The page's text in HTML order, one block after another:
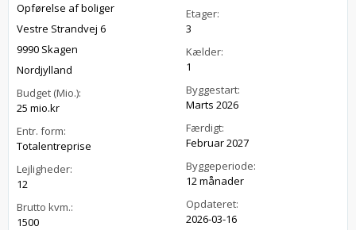
Opførelse af boliger
Vestre Strandvej 6
9990 Skagen
Nordjylland
Budget (Mio.):
25 mio.kr
Entr. form:
Totalentreprise
Lejligheder:
12
Brutto kvm.:
1500
Etager:
3
Kælder:
1
Byggestart:
Marts 2026
Færdigt:
Februar 2027
Byggeperiode:
12 månader
Opdateret:
2026-03-16